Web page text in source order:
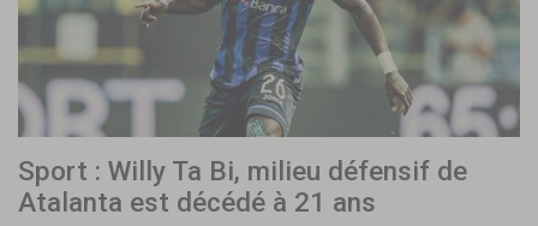
Sport : Willy Ta Bi, milieu défensif de
Atalanta est décédé à 21 ans